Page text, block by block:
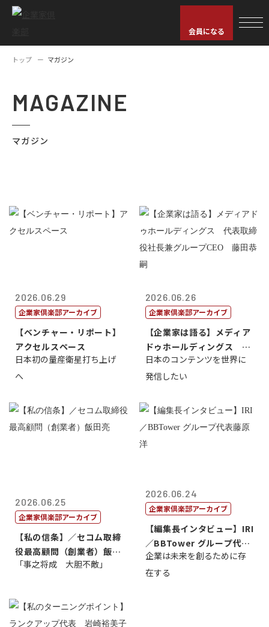
会員になる
トップ マガジン
MAGAZINE
マガジン
2026.06.29
企業家倶楽部アーカイブ
【ベンチャー・リポート】
アクセルスペース
日本初の量産衛星打ち上げ
へ
2026.06.26
企業家倶楽部アーカイブ
【企業家は語る】メディア
ドゥホールディングス 代
表取締役社長...
日本のコンテンツを世界に
発信したい
2026.06.25
企業家倶楽部アーカイブ
【私の信条】／セコム取締
役最高顧問（創業者）飯田
亮
「事之将成 大胆不敵」
2026.06.24
企業家倶楽部アーカイブ
【編集長インタビュー】IRI
／BBTower グループ代表
藤...
企業は未来を創るために存
在する